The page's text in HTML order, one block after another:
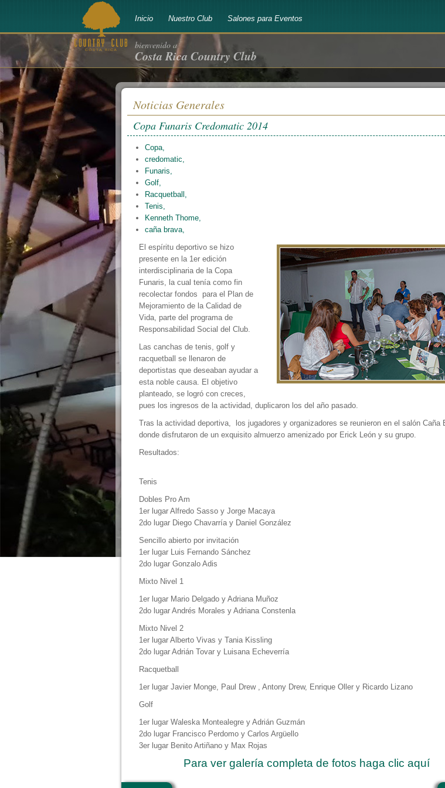
bienvenido a
Costa Rica Country Club
Inicio Nuestro Club Salones para Eventos
Noticias Generales
Copa Funaris Credomatic 2014
Copa,
credomatic,
Funaris,
Golf,
Racquetball,
Tenis,
Kenneth Thome,
caña brava,
El espíritu deportivo se hizo
presente en la 1er edición
interdisciplinaria de la Copa
Funaris, la cual tenía como fin
recolectar fondos para el Plan de
Mejoramiento de la Calidad de
Vida, parte del programa de
Responsabilidad Social del Club.
Las canchas de tenis, golf y
racquetball se llenaron de
deportistas que deseaban ayudar a
esta noble causa. El objetivo
planteado, se logró con creces,
pues los ingresos de la actividad, duplicaron los del año pasado.
Tras la actividad deportiva, los jugadores y organizadores se reunieron en el salón Caña
donde disfrutaron de un exquisito almuerzo amenizado por Erick León y su grupo.
Resultados:
Tenis
Dobles Pro Am
1er lugar Alfredo Sasso y Jorge Macaya
2do lugar Diego Chavarría y Daniel González
Sencillo abierto por invitación
1er lugar Luis Fernando Sánchez
2do lugar Gonzalo Adis
Mixto Nivel 1
1er lugar Mario Delgado y Adriana Muñoz
2do lugar Andrés Morales y Adriana Constenla
Mixto Nivel 2
1er lugar Alberto Vivas y Tania Kissling
2do lugar Adrián Tovar y Luisana Echeverría
Racquetball
1er lugar Javier Monge, Paul Drew , Antony Drew, Enrique Oller y Ricardo Lizano
Golf
1er lugar Waleska Montealegre y Adrián Guzmán
2do lugar Francisco Perdomo y Carlos Argüello
3er lugar Benito Artiñano y Max Rojas
Para ver galería completa de fotos haga clic aquí